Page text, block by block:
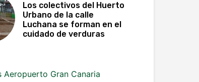
Los colectivos del Huerto
Urbano de la calle
Luchana se forman en el
cuidado de verduras
Aeropuerto Gran Canaria